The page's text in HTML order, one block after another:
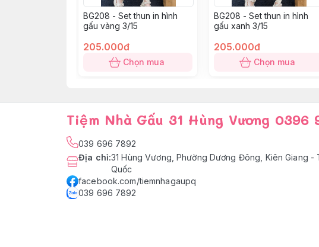
BG208 - Set thun in hình
gấu vàng 3/15
205.000đ
Chọn mua
BG208 - Set thun in hình
gấu xanh 3/15
205.000đ
Chọn mua
Tiệm Nhà Gấu 31 Hùng Vương 0396
039 696 7892
Địa chỉ:31 Hùng Vương, Phường Dương Đông, Kiên Giang -
Quốc
facebook.com/tiemnhagaupq
039 696 7892